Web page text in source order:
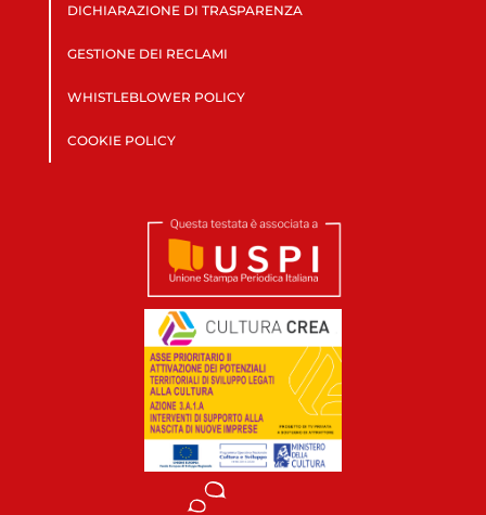
DICHIARAZIONE DI TRASPARENZA
GESTIONE DEI RECLAMI
WHISTLEBLOWER POLICY
COOKIE POLICY